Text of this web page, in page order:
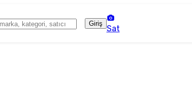
Giriş
Sat